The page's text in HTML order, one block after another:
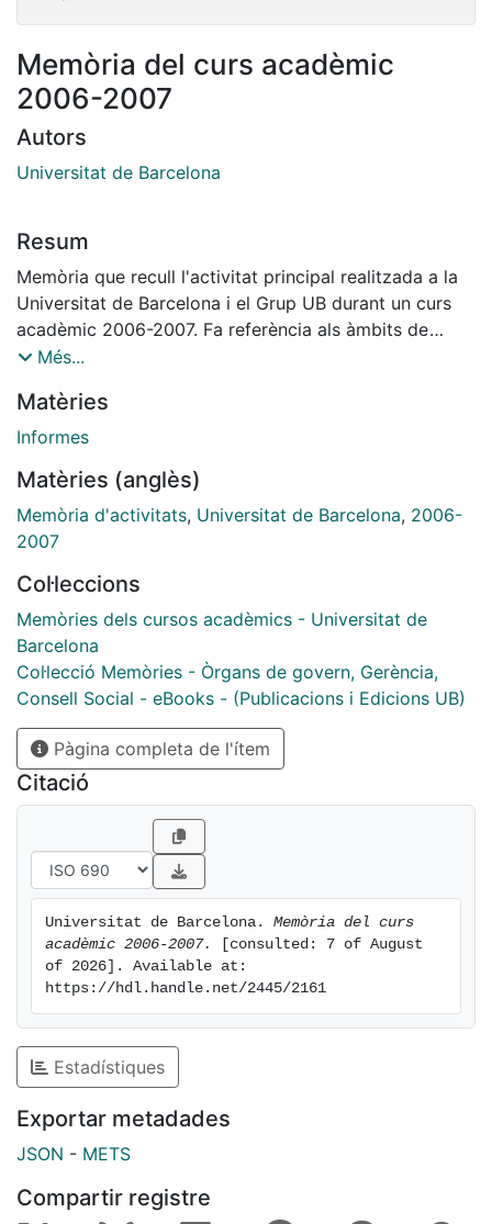
Memòria del curs acadèmic
2006-2007
Autors
Universitat de Barcelona
Resum
Memòria que recull l'activitat principal realitzada a la
Universitat de Barcelona i el Grup UB durant un curs
acadèmic 2006-2007. Fa referència als àmbits de
docència i atenció a l'estudiant, recerca, relacions
relacions amb la societat i amb el món empresarial.
S'inclou el resum pressupostari de l'any i "La UB en
Més...
Matèries
Informes
Matèries (anglès)
Memòria d'activitats, Universitat de Barcelona, 2006-
2007
Col·leccions
Memòries dels cursos acadèmics - Universitat de
Barcelona
Col·lecció Memòries - Òrgans de govern, Gerència,
Consell Social - eBooks - (Publicacions i Edicions UB)
Pàgina completa de l'ítem
Citació
Universitat de Barcelona. Memòria del curs
acadèmic 2006-2007.
[consulted: 7 of August
of 2026]. Available at:
https://hdl.handle.net/2445/2161
Estadístiques
Exportar metadades
JSON - METS
Compartir registre